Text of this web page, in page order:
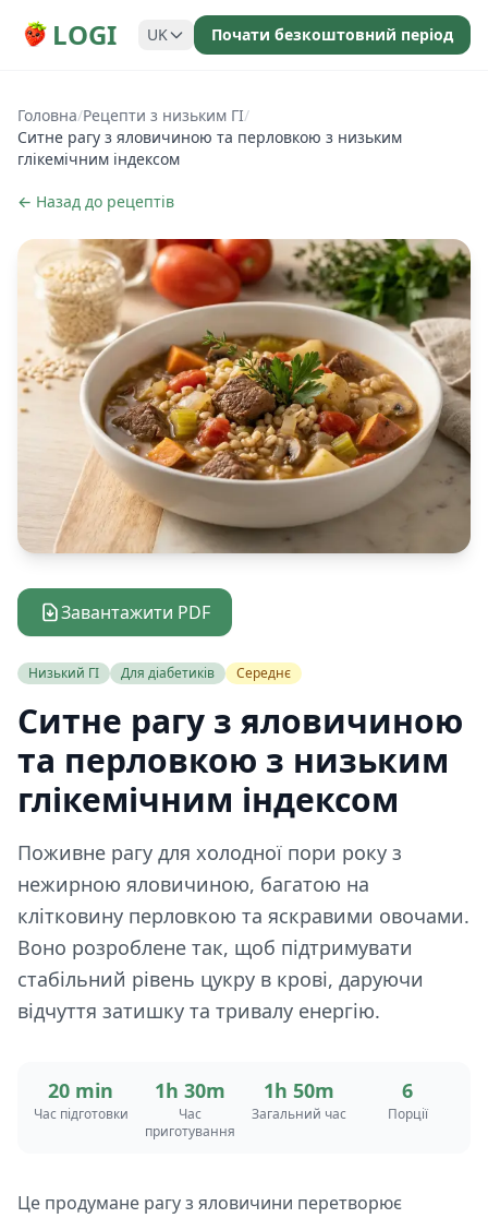
LOGI UK Почати безкоштовний період
Головна/Рецепти з низьким ГІ/
Ситне рагу з яловичиною та перловкою з низьким
глікемічним індексом
← Назад до рецептів
Завантажити PDF
Низький ГІ Для діабетиків Середнє
Ситне рагу з яловичиною
та перловкою з низьким
глікемічним індексом
Поживне рагу для холодної пори року з
нежирною яловичиною, багатою на
клітковину перловкою та яскравими овочами.
Воно розроблене так, щоб підтримувати
стабільний рівень цукру в крові, даруючи
відчуття затишку та тривалу енергію.
20 min
Час підготовки
1h 30m
Час
приготування
1h 50m
Загальний час
6
Порції
Це продумане рагу з яловичини перетворює